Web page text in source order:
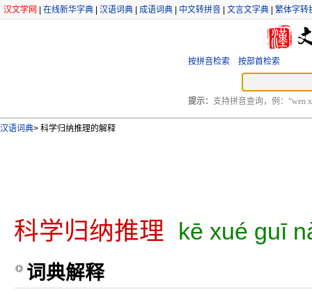
汉文学网 在线新华字典 汉语词典 成语词典 中文转拼音 文言文字典 繁体字转
按拼音检索 按部首检索
提示： 支持拼音查询，例：“wen
汉语词典> 科学归纳推理的解释
科学归纳推理 kē xué guī
词典解释